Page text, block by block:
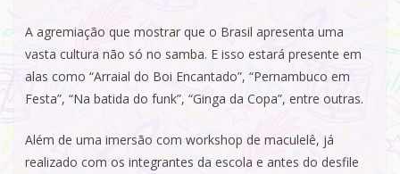
A agremiação que mostrar que o Brasil apresenta uma
vasta cultura não só no samba. E isso estará presente em
alas como “Arraial do Boi Encantado”, “Pernambuco em
Festa”, “Na batida do funk”, “Ginga da Copa”, entre outras.
Além de uma imersão com workshop de maculelê, já
realizado com os integrantes da escola e antes do desfile